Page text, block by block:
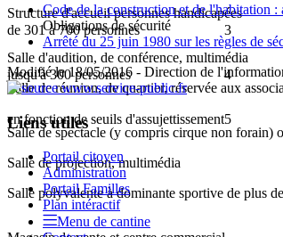
de 301 à 700 personnes 3
jusqu'à 300 personnes 4
en fonction de seuils d'assujettissement5
Structure d'accueil personnes handicapées
Salle d'audition, de conférence, multimédia
Salle de réunion, de quartier, réservée aux
Salle de spectacle (y compris cirque non forain)
Salle de projection, multimédia
Salle polyvalente à dominante sportive de plus
Code de la construction et de l'habitation
Obligations de sécurité
Arrêté du 25 juin 1980 sur les règles de
Modifié le 18/05/2016 - Direction de
Liens utiles
Portail citoyen
Administration
Portail Familles
Plan intéractif
Menu de cantine